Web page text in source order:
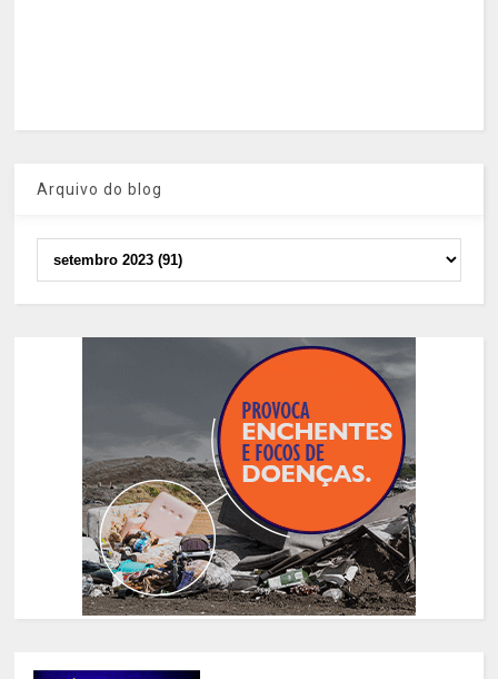
Arquivo do blog